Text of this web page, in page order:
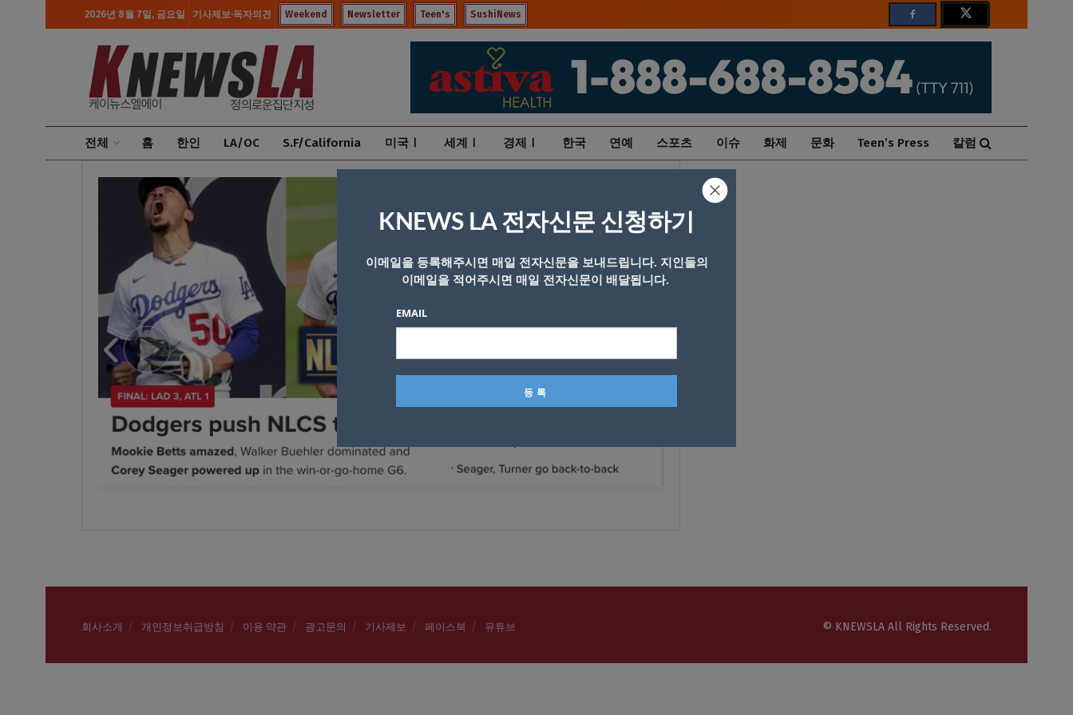
2026년 8월 7일, 금요일 기사제보·독자의견 Weekend Newsletter Teen's SushiNews
전체 홈 한인 LA/OC S.F/California 미국Ⅰ 세계Ⅰ 경제Ⅰ 한국 연예 스포츠 이슈 화제 문화 Teen’s Press 칼럼
회사소개 개인정보취급방침 이용 약관 광고문의 기사제보 페이스북 유튜브 © KNEWSLA All Rights Reserved.
KNEWS LA 전자신문 신청하기
이메일을 등록해주시면 매일 전자신문을 보내드립니다. 지인들의
이메일을 적어주시면 매일 전자신문이 배달됩니다.
EMAIL